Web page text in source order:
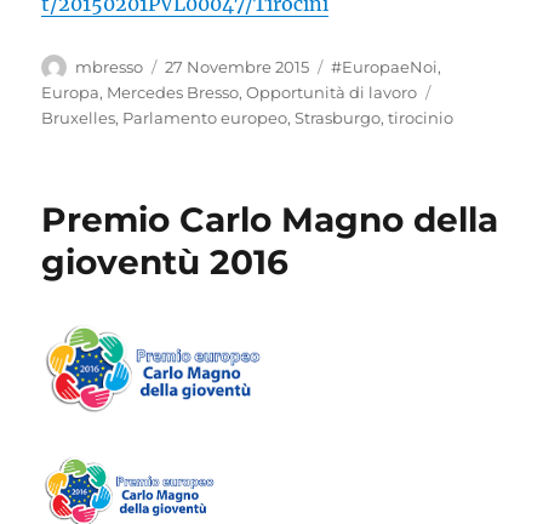
Autore
mbresso
Pubblicato
il
27 Novembre 2015 Categorie
#EuropaeNoi,
Europa, Mercedes Bresso,Opportunità di lavoro
Bruxelles, Parlamento europeo,Strasburgo,tirocinio
Premio Carlo Magno della
gioventù 2016